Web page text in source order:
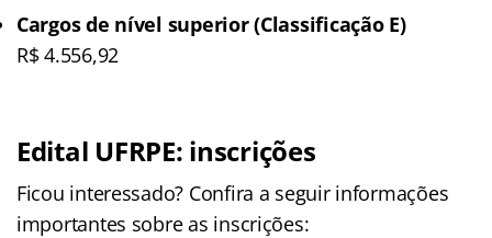
Cargos de nível superior (Classificação E)
R$ 4.556,92
Edital UFRPE: inscrições
Ficou interessado? Confira a seguir informações
importantes sobre as inscrições: